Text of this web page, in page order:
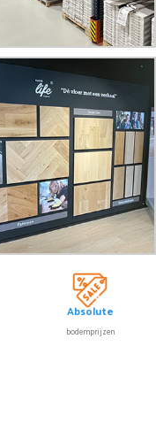
Absolute
bodemprijzen